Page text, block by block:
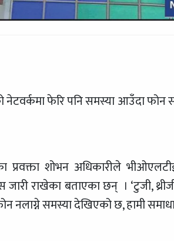
फेरि पनि समस्या आउँदा फोन
प्रवक्ता शोभन अधिकारीले
जारी राखेका बताएका छन् । ‘टुजी,
नलाग्ने समस्या देखिएको छ, हामी